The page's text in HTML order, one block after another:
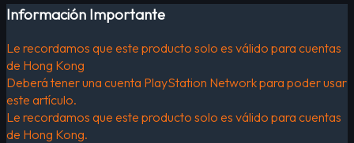
Información Importante
Le recordamos que este producto solo es válido para cuentas
de Hong Kong
Deberá tener una cuenta PlayStation Network para poder usar
este artículo.
Le recordamos que este producto solo es válido para cuentas
de Hong Kong.